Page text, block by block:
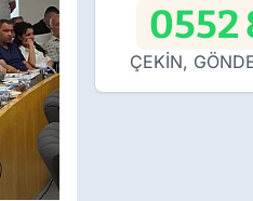
0552
ÇEKİN,